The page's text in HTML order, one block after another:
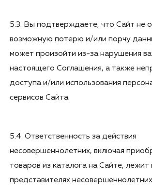
5.3. Вы подтверждаете, что Сайт не
возможную потерю и/или порчу
может произойти из-за нарушения
настоящего Соглашения, а также
доступа и/или использования
сервисов Сайта.
5.4. Ответственность за действия
несовершеннолетних, включая
товаров из каталога на Сайте, лежит
представителях